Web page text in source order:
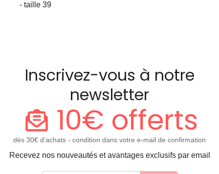
- taille 39
Inscrivez-vous à notre
newsletter
10€ offerts
dès 30€ d’achats - condition dans votre e-mail de confirmation
Recevez nos nouveautés et avantages exclusifs par email